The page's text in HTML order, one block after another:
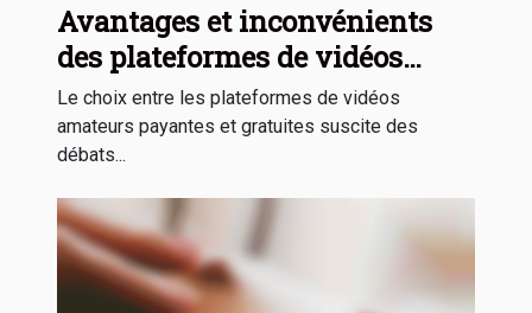
Avantages et inconvénients
des plateformes de vidéos
amateurs payantes contre
gratuites
Le choix entre les plateformes de vidéos
amateurs payantes et gratuites suscite des
débats...